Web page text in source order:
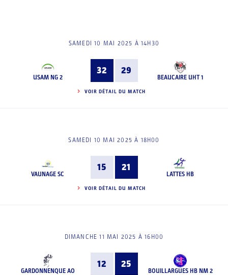
SAMEDI 10 MAI 2025 À 14H30
USAM NG 2
32 29
BEAUCAIRE UHT 1
VOIR DÉTAIL DU MATCH
SAMEDI 10 MAI 2025 À 18H00
VAUNAGE SC
15 21
LATTES HB
VOIR DÉTAIL DU MATCH
DIMANCHE 11 MAI 2025 À 16H00
GARDONNENQUE AO
12 25
BOUILLARGUES HB NM 2